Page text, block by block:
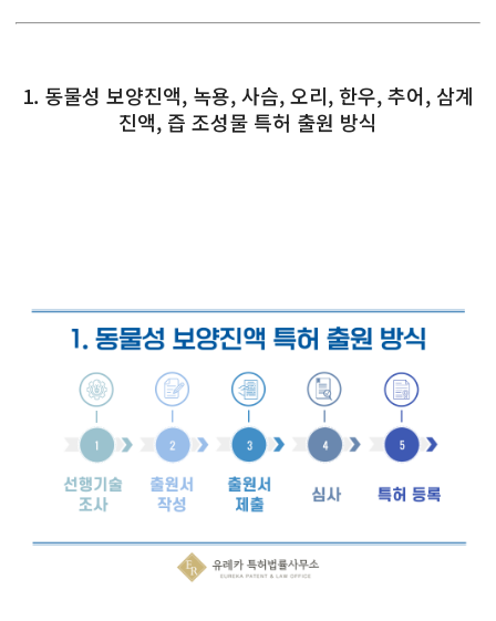
1. 동물성 보양진액, 녹용, 사슴, 오리, 한우, 추어, 삼계
진액, 즙 조성물 특허 출원 방식